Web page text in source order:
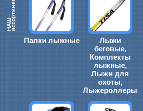
Палки лыжные
Лыжи
беговые,
Комплекты
лыжные,
Лыжи для
охоты,
Лыжероллеры